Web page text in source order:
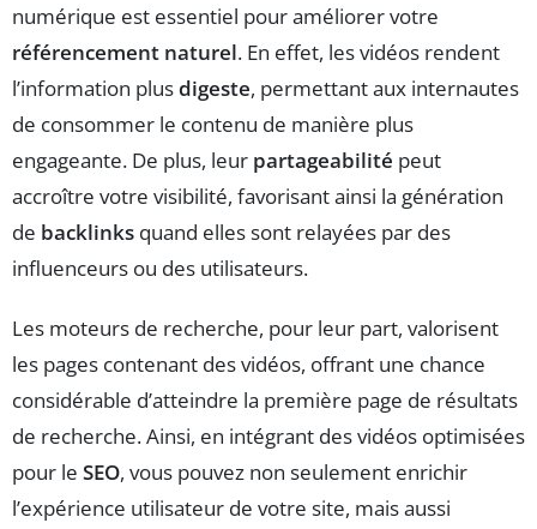
numérique est essentiel pour améliorer votre
référencement naturel. En effet, les vidéos rendent
l’information plusdigeste, permettant aux internautes
de consommer le contenu de manière plus
engageante. De plus, leur partageabilité peut
accroître votre visibilité, favorisant ainsi la génération
de backlinks quand elles sont relayées par des
influenceurs ou des utilisateurs.
Les moteurs de recherche, pour leur part, valorisent
les pages contenant des vidéos, offrant une chance
considérable d’atteindre la première page de résultats
de recherche. Ainsi, en intégrant des vidéos optimisées
pour le SEO, vous pouvez non seulement enrichir
l’expérience utilisateur de votre site, mais aussi